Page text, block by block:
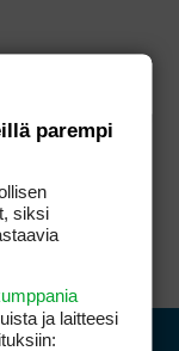
parempi
siksi
ja laitteesi